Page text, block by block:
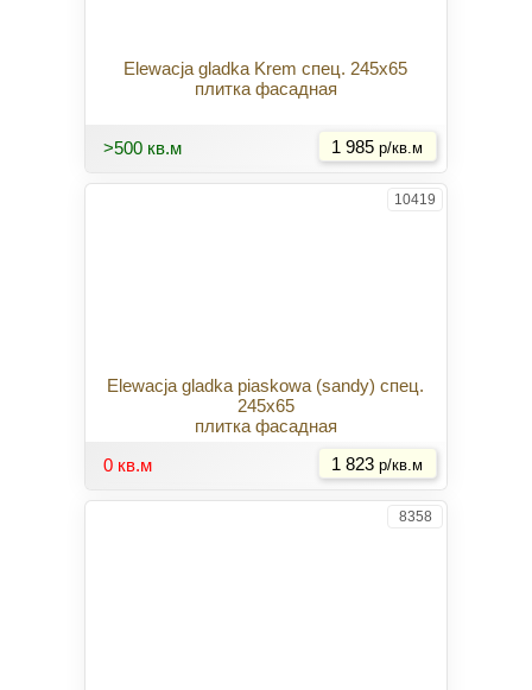
Elewacja gladka Krem спец. 245x65
плитка фасадная
>500 кв.м 1 985 р/кв.м
10419
Elewacja gladka piaskowa (sandy) спец.
245x65
плитка фасадная
0 кв.м
1 823 р/кв.м
8358